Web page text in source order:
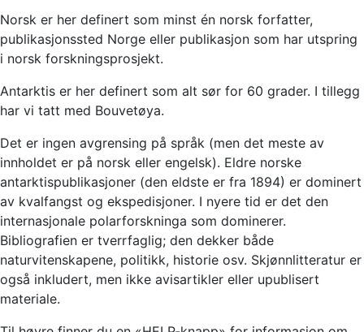
Norsk er her definert som minst én norsk forfatter,
publikasjonssted Norge eller publikasjon som har utspring
i norsk forskningsprosjekt.
Antarktis er her definert som alt sør for 60 grader. I tillegg
har vi tatt med Bouvetøya.
Det er ingen avgrensing på språk (men det meste av
innholdet er på norsk eller engelsk). Eldre norske
antarktispublikasjoner (den eldste er fra 1894) er dominert
av kvalfangst og ekspedisjoner. I nyere tid er det den
internasjonale polarforskninga som dominerer.
Bibliografien er tverrfaglig; den dekker både
naturvitenskapene, politikk, historie osv. Skjønnlitteratur er
også inkludert, men ikke avisartikler eller upublisert
materiale.